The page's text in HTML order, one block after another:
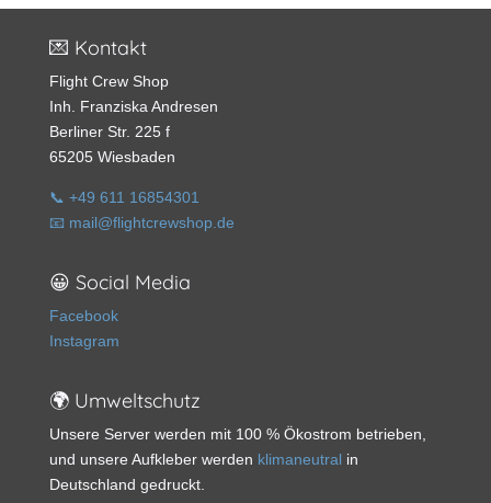
💌 Kontakt
Flight Crew Shop
Inh. Franziska Andresen
Berliner Str. 225 f
65205 Wiesbaden
📞 +49 611 16854301
📧 mail@flightcrewshop.de
😀 Social Media
Facebook
Instagram
🌍 Umweltschutz
Unsere Server werden mit 100 % Ökostrom betrieben,
und unsere Aufkleber werden klimaneutral in
Deutschland gedruckt.